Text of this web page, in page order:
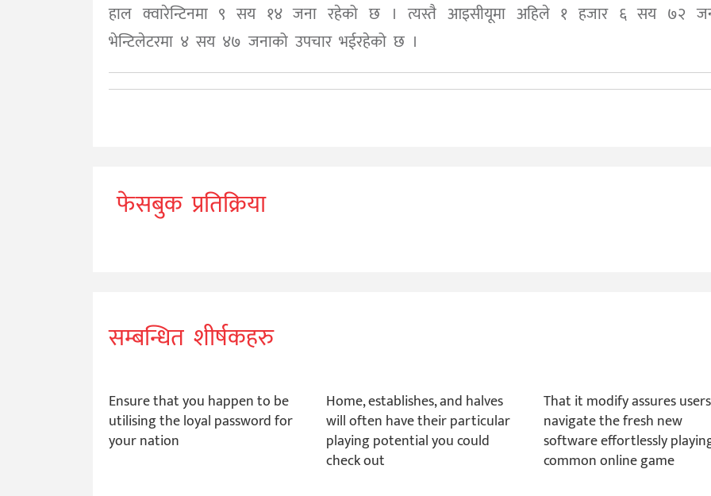
हाल क्वारेन्टिनमा ९ सय १४ जना रहेको छ । त्यस्तै आइसीयूमा अहिले १ हजार ६ सय ७२
भेन्टिलेटरमा ४ सय ४७ जनाको उपचार भईरहेको छ ।
फेसबुक प्रतिक्रिया
सम्बन्धित शीर्षकहरु
Ensure that you happen to be
utilising the loyal password for
your nation
Home, establishes, and halves
will often have their particular
playing potential you could
check out
That it modify assures
navigate the fresh new
software effortlessly
common online game